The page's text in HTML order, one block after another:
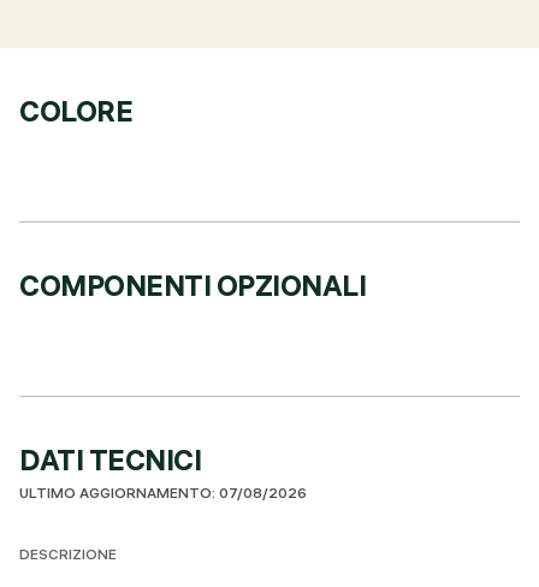
COLORE
COMPONENTI OPZIONALI
DATI TECNICI
ULTIMO AGGIORNAMENTO: 07/08/2026
DESCRIZIONE